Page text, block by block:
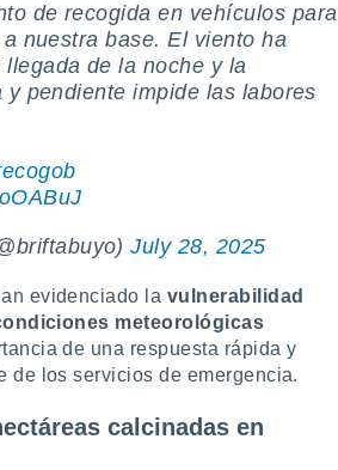
de recogida en vehículos para
nuestra base. El viento ha
de la noche y la
pendiente impide las labores
July 28, 2025
evidenciado la vulnerabilidad
meteorológicas
de una respuesta rápida y
de los servicios de emergencia.
calcinadas en